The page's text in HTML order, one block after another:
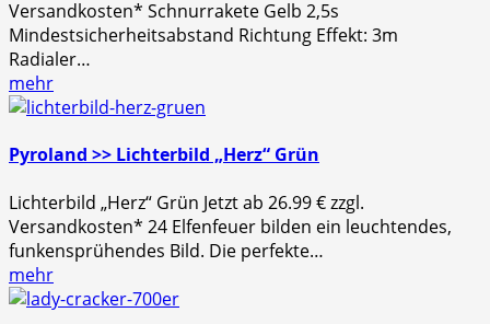
Versandkosten* Schnurrakete Gelb 2,5s
Mindestsicherheitsabstand Richtung Effekt: 3m
Radialer…
mehr
Pyroland >> Lichterbild „Herz“ Grün
Lichterbild „Herz“ Grün Jetzt ab 26.99 € zzgl.
Versandkosten* 24 Elfenfeuer bilden ein leuchtendes,
funkensprühendes Bild. Die perfekte…
mehr